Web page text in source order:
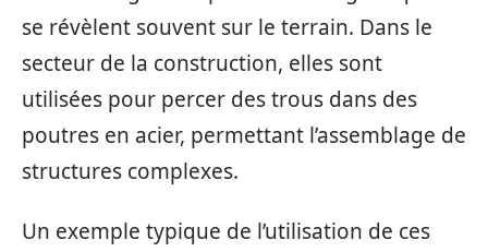
se révèlent souvent sur le terrain. Dans le
secteur de la construction, elles sont
utilisées pour percer des trous dans des
poutres en acier, permettant l’assemblage de
structures complexes.
Un exemple typique de l’utilisation de ces